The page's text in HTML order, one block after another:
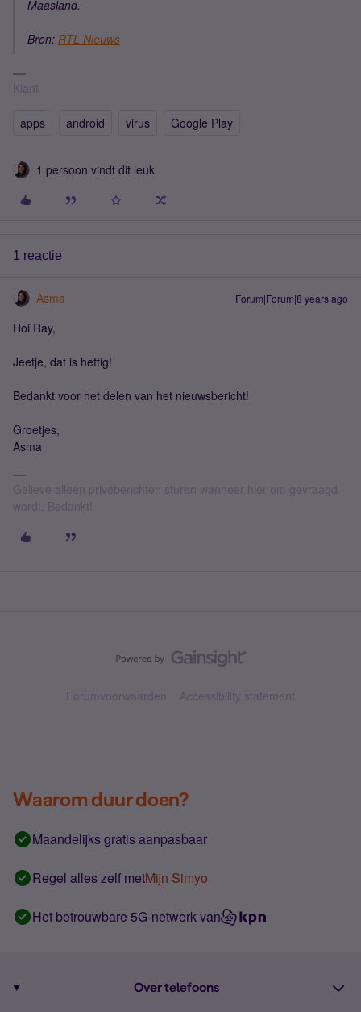
Maasland.
Bron: RTL Nieuws
Klant
apps android virus Google Play
1 persoon vindt dit leuk
1 reactie
Asma Forum|Forum|8 years ago
Hoi Ray,
Jeetje, dat is heftig!
Bedankt voor het delen van het nieuwsbericht!
Groetjes,
Asma
Gelieve alleen privéberichten sturen wanneer hier om gevraagd
wordt. Bedankt!
Forumvoorwaarden Accessibility statement
Waarom duur doen?
Maandelijks gratis aanpasbaar
Regel alles zelf metMijn Simyo
Het betrouwbare 5G-netwerk van
Over telefoons